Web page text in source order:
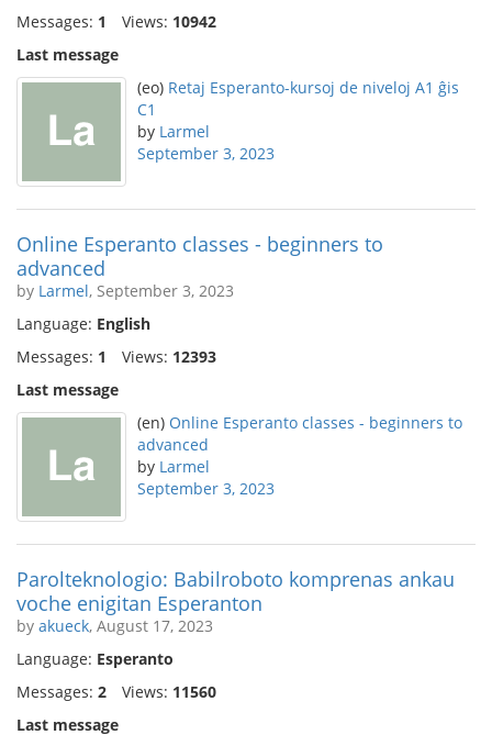
Messages: 1 Views: 10942
Last message
(eo) Retaj Esperanto-kursoj de niveloj A1 ĝis
C1
by Larmel
September 3, 2023
Online Esperanto classes - beginners to
advanced
by Larmel, September 3, 2023
Language: English
Messages: 1 Views: 12393
Last message
(en) Online Esperanto classes - beginners to
advanced
by Larmel
September 3, 2023
Parolteknologio: Babilroboto komprenas ankau
voche enigitan Esperanton
by akueck, August 17, 2023
Language: Esperanto
Messages: 2 Views: 11560
Last message